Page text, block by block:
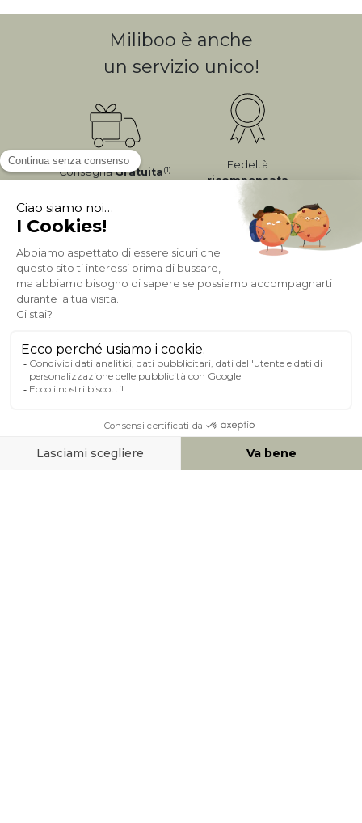
Miliboo è anche
un servizio unico!
ConsegnaGratuita(1)
Fedeltà
ricompensata
Pagamento sicuro
A PROPOSITO DI MILIBOO
AIUTO & CONTATTO